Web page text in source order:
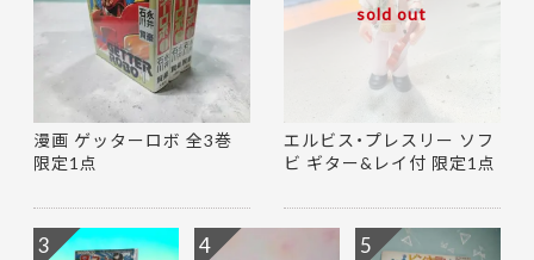
漫画 ゲッターロボ 全3巻
限定1点
sold out
エルビス・プレスリー ソフ
ビ ギター&レイ付 限定1点
3 4 5